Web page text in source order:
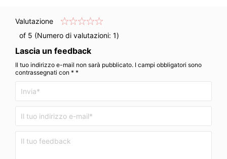
Valutazione
of 5 (Numero di valutazioni: 1)
Lascia un feedback
Il tuo indirizzo e-mail non sarà pubblicato. I campi obbligatori sono
contrassegnati con * *